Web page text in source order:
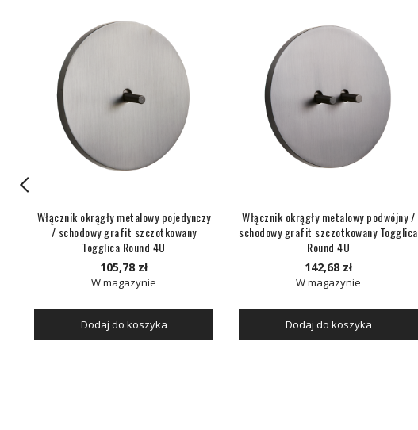
Włącznik okrągły metalowy pojedynczy
/ schodowy grafit szczotkowany
Togglica Round 4U
105,78 zł
W magazynie
Dodaj do koszyka
Włącznik okrągły metalowy podwójny /
schodowy grafit szczotkowany Togglica
Round 4U
142,68 zł
W magazynie
Dodaj do koszyka